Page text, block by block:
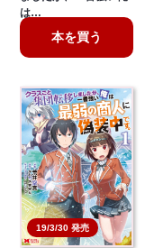
は…
本を買う
19/3/30 発売